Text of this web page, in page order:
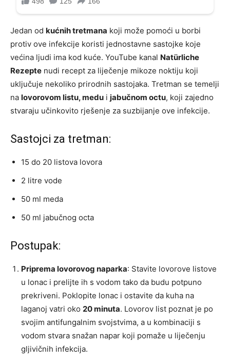
Jedan od kućnih tretmana koji može pomoći u borbi
protiv ove infekcije koristi jednostavne sastojke koje
većina ljudi ima kod kuće. YouTube kanal Natürliche
Rezepte nudi recept za liječenje mikoze noktiju koji
uključuje nekoliko prirodnih sastojaka. Tretman se temelji
na lovorovom listu, medu i jabučnom octu, koji zajedno
stvaraju učinkovito rješenje za suzbijanje ove infekcije.
Sastojci za tretman:
15 do 20 listova lovora
2 litre vode
50 ml meda
50 ml jabučnog octa
Postupak:
Priprema lovorovog naparka: Stavite lovorove listove
u lonac i prelijte ih s vodom tako da budu potpuno
prekriveni. Poklopite lonac i ostavite da kuha na
laganoj vatri oko 20 minuta. Lovorov list poznat je po
svojim antifungalnim svojstvima, a u kombinaciji s
vodom stvara snažan napar koji pomaže u liječenju
gljivičnih infekcija.